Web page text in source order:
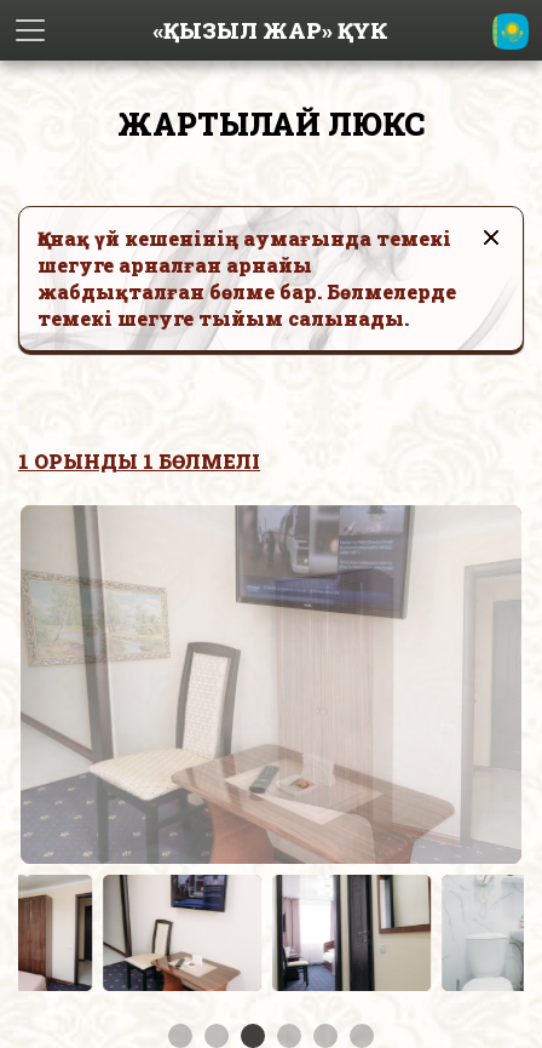
«ҚЫЗЫЛ ЖАР» ҚҮК
ЖАРТЫЛАЙ ЛЮКС
Қонақ үй кешенінің аумағында темекі
шегуге арналған арнайы
жабдықталған бөлме бар. Бөлмелерде
темекі шегуге тыйым салынады.
1 ОРЫНДЫ 1 БӨЛМЕЛІ